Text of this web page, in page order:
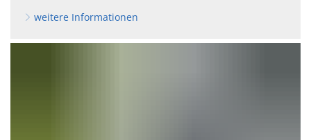
weitere Informationen